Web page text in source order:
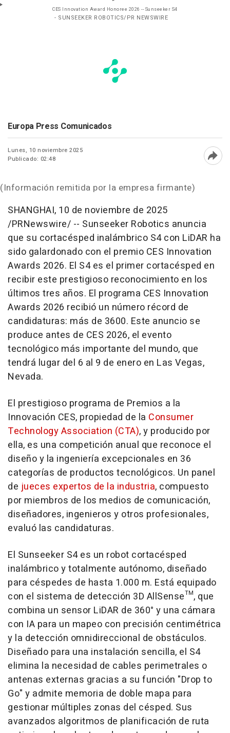
CES Innovation Award Honoree 2026 -- Sunseeker S4
- SUNSEEKER ROBOTICS/PR NEWSWIRE
Europa Press Comunicados
Lunes, 10 noviembre 2025
Publicado: 02:48
(Información remitida por la empresa firmante)
SHANGHAI, 10 de noviembre de 2025
/PRNewswire/ -- Sunseeker Robotics anuncia
que su cortacésped inalámbrico S4 con LiDAR ha
sido galardonado con el premio CES Innovation
Awards 2026. El S4 es el primer cortacésped en
recibir este prestigioso reconocimiento en los
últimos tres años. El programa CES Innovation
Awards 2026 recibió un número récord de
candidaturas: más de 3600. Este anuncio se
produce antes de CES 2026, el evento
tecnológico más importante del mundo, que
tendrá lugar del 6 al 9 de enero en Las Vegas,
Nevada.
El prestigioso programa de Premios a la
Innovación CES, propiedad de la Consumer
Technology Association (CTA), y producido por
ella, es una competición anual que reconoce el
diseño y la ingeniería excepcionales en 36
categorías de productos tecnológicos. Un panel
de jueces expertos de la industria, compuesto
por miembros de los medios de comunicación,
diseñadores, ingenieros y otros profesionales,
evaluó las candidaturas.
El Sunseeker S4 es un robot cortacésped
inalámbrico y totalmente autónomo, diseñado
para céspedes de hasta 1.000 m. Está equipado
con el sistema de detección 3D AllSense™, que
combina un sensor LiDAR de 360° y una cámara
con IA para un mapeo con precisión centimétrica
y la detección omnidireccional de obstáculos.
Diseñado para una instalación sencilla, el S4
elimina la necesidad de cables perimetrales o
antenas externas gracias a su función "Drop to
Go" y admite memoria de doble mapa para
gestionar múltiples zonas del césped. Sus
avanzados algoritmos de planificación de ruta